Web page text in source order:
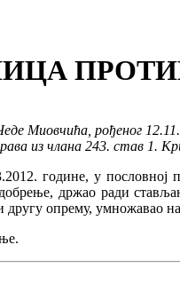
Миовчића, рођеног
из члана 243. став 1.
године, у пословној
држао ради
опрему, умножавао